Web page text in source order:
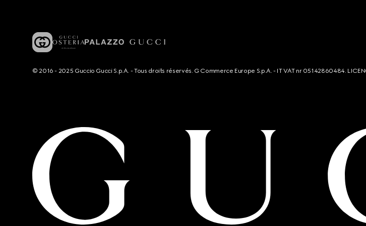
© 2016 - 2025 Guccio Gucci S.p.A. - Tous droits réservés. G Commerce Europe S.p.A. - IT VAT nr 05142860484.